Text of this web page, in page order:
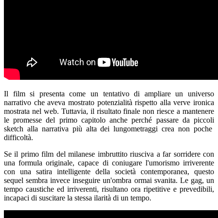
Il film si presenta come un tentativo di ampliare un universo
narrativo che aveva mostrato potenzialità rispetto alla verve ironica
mostrata nel web. Tuttavia, il risultato finale non riesce a mantenere
le promesse del primo capitolo anche perché passare da piccoli
sketch alla narrativa più alta dei lungometraggi crea non poche
difficoltà.
Se il primo film del milanese imbruttito riusciva a far sorridere con
una formula originale, capace di coniugare l'umorismo irriverente
con una satira intelligente della società contemporanea, questo
sequel sembra invece inseguire un'ombra ormai svanita. Le gag, un
tempo caustiche ed irriverenti, risultano ora ripetitive e prevedibili,
incapaci di suscitare la stessa ilarità di un tempo.